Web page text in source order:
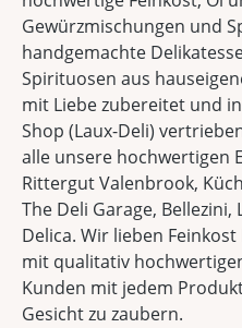
Gewürzmischungen und
handgemachte
Spirituosen aus
mit Liebe zubereitet und
Shop (Laux-Deli)
alle unsere hochwertigen
Rittergut Valenbrook,
The Deli Garage, Bellezini,
Delica. Wir lieben
mit qualitativ
Kunden mit jedem
Gesicht zu zaubern.